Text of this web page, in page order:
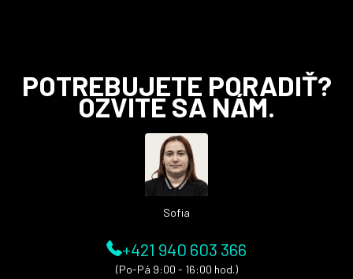
POTREBUJETE PORADIŤ?
OZVITE SA NÁM.
Sofia
+421 940 603 366
(Po-Pá 9:00 - 16:00 hod.)